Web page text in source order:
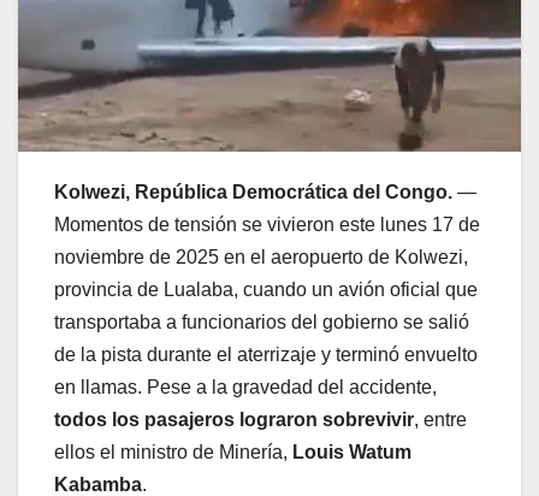
Kolwezi, República Democrática del Congo. —
Momentos de tensión se vivieron este lunes 17 de
noviembre de 2025 en el aeropuerto de Kolwezi,
provincia de Lualaba, cuando un avión oficial que
transportaba a funcionarios del gobierno se salió
de la pista durante el aterrizaje y terminó envuelto
en llamas. Pese a la gravedad del accidente,
todos los pasajeros lograron sobrevivir, entre
ellos el ministro de Minería, Louis Watum
Kabamba.